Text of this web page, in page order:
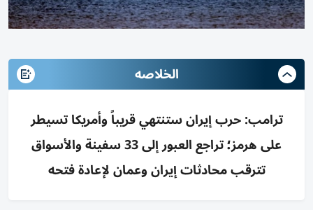
الخلاصه
ترامب: حرب إيران ستنتهي قريباً وأمريكا تسيطر
على هرمز؛ تراجع العبور إلى 33 سفينة والأسواق
تترقب محادثات إيران وعمان لإعادة فتحه